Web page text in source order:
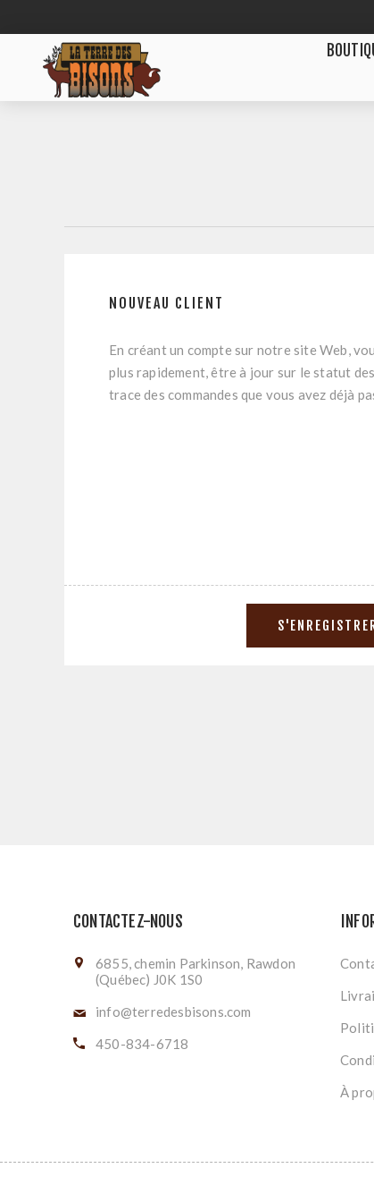
NOUVEAU CLIENT
En créant un compte sur notre site Web,
plus rapidement, être à jour sur le statut
trace des commandes que vous avez déjà
CONTACTEZ-NOUS
6855, chemin Parkinson, Rawdon
(Québec) J0K 1S0
info@terredesbisons.com
450-834-6718
À